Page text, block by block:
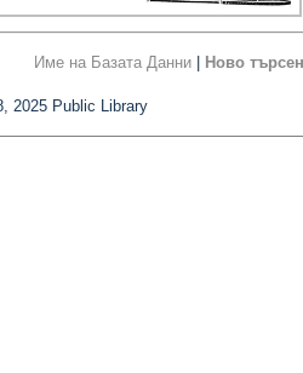
Име на Базата Данни Ново
2025 Public Library